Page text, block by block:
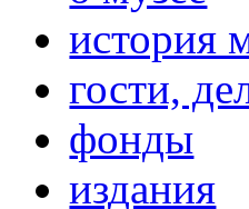
история
гости,
фонды
издания